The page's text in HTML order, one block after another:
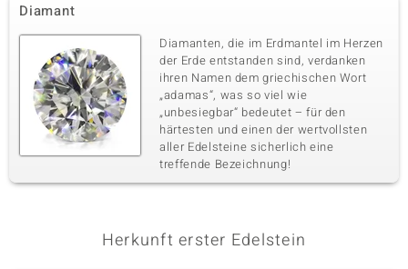
Diamant
Diamanten, die im Erdmantel im Herzen
der Erde entstanden sind, verdanken
ihren Namen dem griechischen Wort
„adamas“, was so viel wie
„unbesiegbar“ bedeutet – für den
härtesten und einen der wertvollsten
aller Edelsteine sicherlich eine
treffende Bezeichnung!
Herkunft erster Edelstein